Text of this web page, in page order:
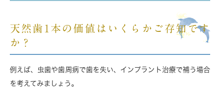
天然歯1本の価値はいくらかご存知です
か？
例えば、虫歯や歯周病で歯を失い、インプラント治療で補う場合
を考えてみましょう。